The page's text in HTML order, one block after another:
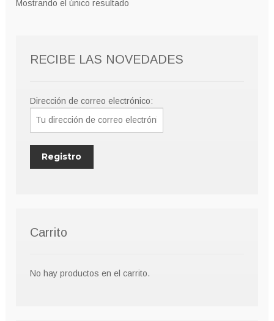
Mostrando el único resultado
RECIBE LAS NOVEDADES
Dirección de correo electrónico:
Carrito
No hay productos en el carrito.